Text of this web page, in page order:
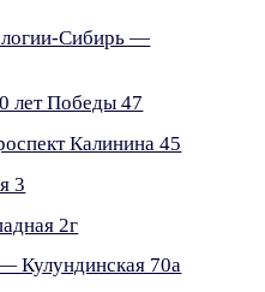
Сибирь —
лет Победы 47
Калинина 45
3
2г
Кулундинская 70а